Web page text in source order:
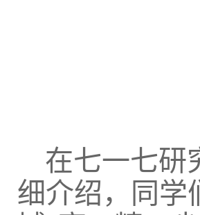
在七一七研
细介绍，同学